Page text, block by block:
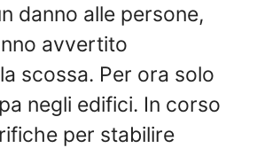
danno alle persone,
avvertito
scossa. Per ora solo
negli edifici. In corso
per stabilire